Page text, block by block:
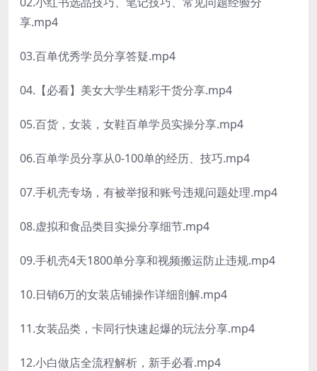
享.mp4
03.百单优秀学员分享答疑.mp4
04.【必看】美女大学生精彩干货分享.mp4
05.百货，女装，女鞋百单学员实操分享.mp4
06.百单学员分享从0-100单的经历、技巧.mp4
07.手机壳专场，有被举报和账号违规问题处理.mp4
08.虚拟和食品类目实操分享细节.mp4
09.手机壳4天1800单分享和视频搬运防止违规.mp4
10.日销6万的女装店铺操作详细剖解.mp4
11.女装品类，卡同行快速起爆的玩法分享.mp4
12.小白做店全流程解析，新手必看.mp4